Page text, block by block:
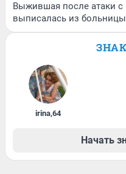
Выжившая после атаки с
выписалась из больницы
irina,64
Начать